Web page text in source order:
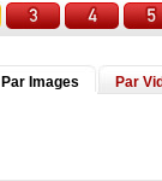
Par Images Par